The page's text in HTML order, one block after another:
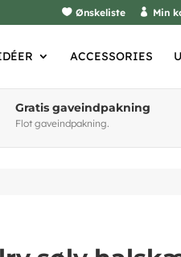
Ønskeliste Min
ACCESSORIES
Gratis gaveindpakning
Flot gaveindpakning.